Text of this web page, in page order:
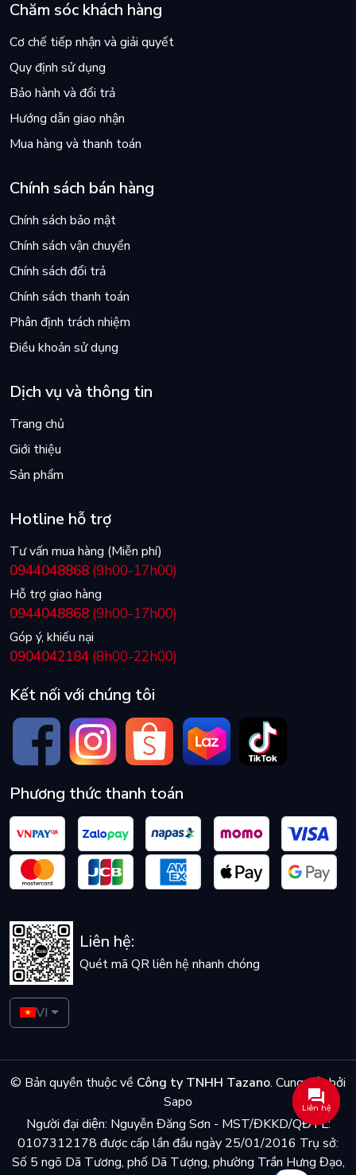
Chăm sóc khách hàng
Cơ chế tiếp nhận và giải quyết
Quy định sử dụng
Bảo hành và đổi trả
Hướng dẫn giao nhận
Mua hàng và thanh toán
Chính sách bán hàng
Chính sách bảo mật
Chính sách vận chuyển
Chính sách đổi trả
Chính sách thanh toán
Phân định trách nhiệm
Điều khoản sử dụng
Dịch vụ và thông tin
Trang chủ
Giới thiệu
Sản phẩm
Hotline hỗ trợ
Tư vấn mua hàng (Miễn phí)
0944048868 (9h00-17h00)
Hỗ trợ giao hàng
0944048868 (9h00-17h00)
Góp ý, khiếu nại
0904042184 (8h00-22h00)
Kết nối với chúng tôi
Phương thức thanh toán
Liên hệ:
Quét mã QR liên hệ nhanh chóng
VI
© Bản quyền thuộc về Công ty TNHH Tazano. Cung cấp bởi
Sapo
Người đại diện: Nguyễn Đăng Sơn - MST/ĐKKD/QĐTL:
0107312178 được cấp lần đầu ngày 25/01/2016 Trụ sở:
Số 5 ngõ Dã Tương, phố Dã Tượng, phường Trần Hưng Đạo,
Liên hệ